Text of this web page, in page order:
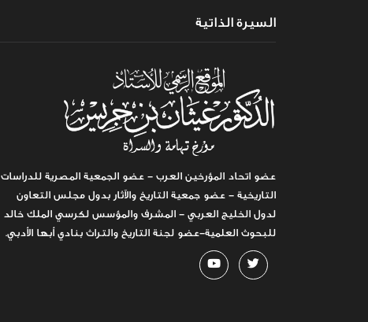
السيرة الذاتية
عضو اتحاد المؤرخين العرب - عضو الجمعية المصرية للدراسات
التاريخية - عضو جمعية التاريخ والآثار بدول مجلس التعاون
لدول الخليج العربي - المشرف والمؤسس لكرسي الملك خالد
للبحوث العلمية-عضو لجنة التاريخ والتراث بنادي أبها الأدبي.